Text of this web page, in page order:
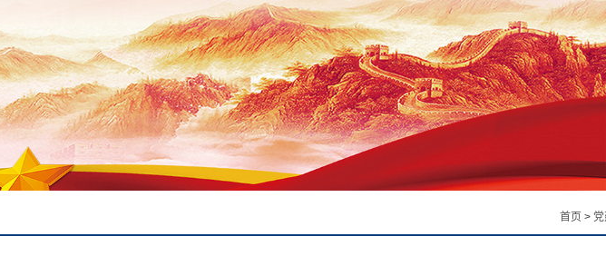
首页 >